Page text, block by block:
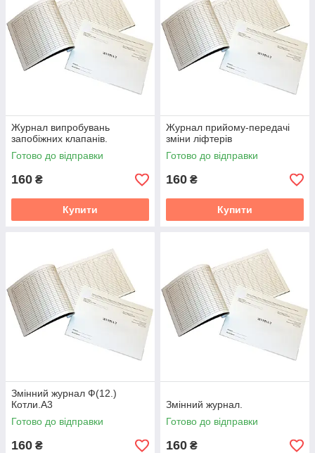
Журнал випробувань
запобіжних клапанів.
Готово до відправки
160 ₴
Купити
Журнал прийому-передачі
зміни ліфтерів
Готово до відправки
160 ₴
Купити
Змінний журнал Ф(12.)
Котли.А3
Готово до відправки
160 ₴
Змінний журнал.
Готово до відправки
160 ₴